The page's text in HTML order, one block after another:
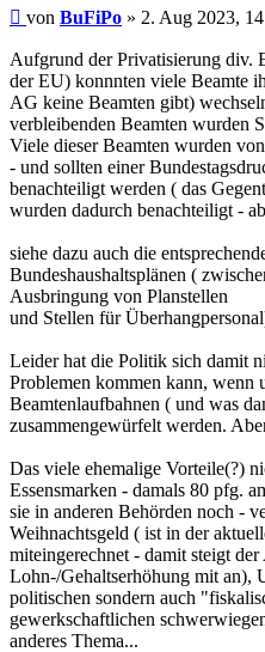
Beitrag
von BuFiPo » 2. Aug 2023,
Aufgrund der Privatisierung div.
der EU) konnnten viele Beamte
AG keine Beamten gibt)
verbleibenden Beamten wurden
Viele dieser Beamten wurden
- und sollten einer
benachteiligt werden ( das
wurden dadurch benachteiligt -
siehe dazu auch die
Bundeshaushaltsplänen (
Ausbringung von Planstellen
und Stellen für
Leider hat die Politik sich damit
Problemen kommen kann, wenn
Beamtenlaufbahnen ( und was
zusammengewürfelt werden.
Das viele ehemalige Vorteile(?)
Essensmarken - damals 80 pfg.
sie in anderen Behörden noch -
Weihnachtsgeld ( ist in der
miteingerechnet - damit steigt
Lohn-/Gehaltserhöhung mit an),
politischen sondern auch
gewerkschaftlichen
anderes Thema...